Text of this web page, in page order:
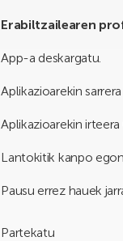
Erabiltzailearen pro
App-a deskargatu.
Aplikazioarekin
Aplikazioarekin irteera
Lantokitik kanpo
Pausu errez hauek
Partekatu